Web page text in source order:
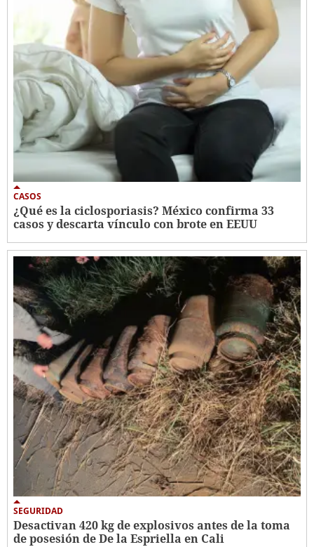
CASOS
¿Qué es la ciclosporiasis? México confirma 33
casos y descarta vínculo con brote en EEUU
SEGURIDAD
Desactivan 420 kg de explosivos antes de la toma
de posesión de De la Espriella en Cali